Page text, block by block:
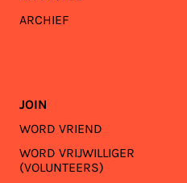
ARCHIEF
JOIN
WORD VRIEND
WORD VRIJWILLIGER
(VOLUNTEERS)